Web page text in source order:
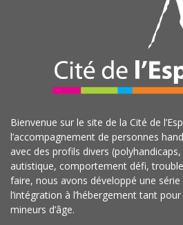
Bienvenue sur le site de la Cité de
l’accompagnement de personnes
avec des profils divers
autistique, comportement défi,
faire, nous avons développé une
l’intégration à l’hébergement tant
mineurs d’âge.